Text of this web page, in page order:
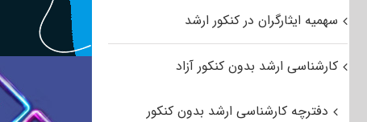
سهمیه ایثارگران در کنکور ارشد
کارشناسی ارشد بدون کنکور آزاد
دفترچه کارشناسی ارشد بدون کنکور